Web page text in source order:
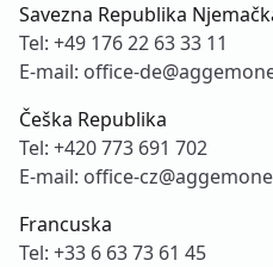
Savezna Republika
Tel: +49 176 22 63 33 11
E-mail: office-
Češka Republika
Tel: +420 773 691 702
E-mail: office-
Francuska
Tel: +33 6 63 73 61 45